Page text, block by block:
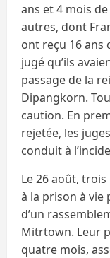
ans et 4 mois
autres, dont
ont reçu 16 ans
jugé qu’ils
passage de la
Dipangkorn.
caution. En
rejetée, les
conduit à
Le 26 août,
à la prison à vie
d’un
Mitrtown. Leur
quatre mois,